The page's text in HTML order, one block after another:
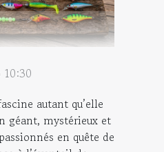
10:30
autant qu’elle
géant, mystérieux et
en quête de